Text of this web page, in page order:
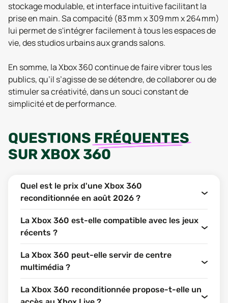
stockage modulable, et interface intuitive facilitant la
prise en main. Sa compacité (83 mm x 309 mm x 264 mm)
lui permet de s'intégrer facilement à tous les espaces de
vie, des studios urbains aux grands salons.
En somme, la Xbox 360 continue de faire vibrer tous les
publics, qu’il s’agisse de se détendre, de collaborer ou de
stimuler sa créativité, dans un souci constant de
simplicité et de performance.
QUESTIONS FRÉQUENTES
SURXBOX 360
Quel est le prix d'une Xbox 360
reconditionnée en août 2026 ?
La Xbox 360 est-elle compatible avec les jeux
récents ?
La Xbox 360 peut-elle servir de centre
multimédia ?
La Xbox 360 reconditionnée propose-t-elle un